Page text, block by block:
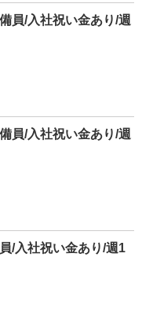
員/入社祝い金あり/週
員/入社祝い金あり/週
/入社祝い金あり/週1